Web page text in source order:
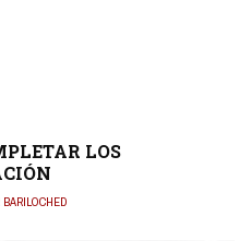
LOS
BARILOCHED